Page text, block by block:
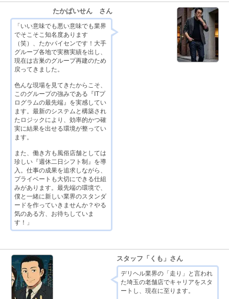
たかぱいせん さん
「いい意味でも悪い意味でも業界
でそこそこ知名度あります
（笑）、たかパイセンです！大手
グループ各地で実務実績を出し、
現在は古巣のグループ再建のため
戻ってきました。
色んな現場を見てきたからこそ、
このグループの強みである『ITプ
ログラムの最先端』を実感してい
ます。最新のシステムと構築され
たロジックにより、効率的かつ確
実に結果を出せる環境が整ってい
ます。
また、働き方も風俗店舗としては
珍しい『週休二日シフト制』を導
入。仕事の成果を追求しながら、
プライベートも大切にできる仕組
みがあります。最先端の環境で、
僕と一緒に新しい業界のスタンダ
ードを作っていきませんか？やる
気のある方、お待ちしていま
す！」
スタッフ「くも」さん
デリヘル業界の「走り」と言われ
た埼玉の老舗店でキャリアをスタ
ートし、現在に至ります。